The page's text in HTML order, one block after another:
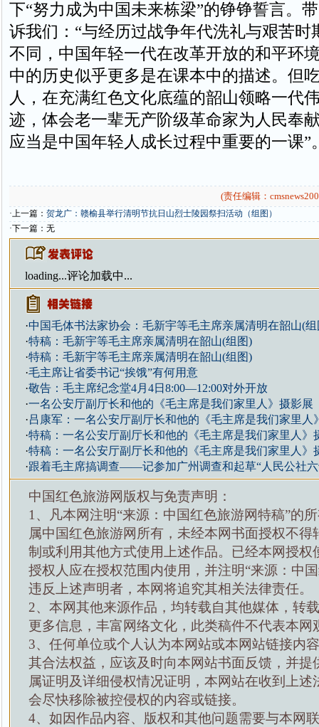
下“努力成为中国未来栋梁”的铮铮誓言。
诉我们：“与经历过战争年代洗礼与艰苦时
不同，中国年轻一代在改革开放的和平环
中的历史似乎更多是在课本中的描述。但
人，在充满红色文化底蕴的韶山领略一代
迹，体会老一辈无产阶级革命家为人民奉
应当是中国年轻人成长过程中重要的一课”
(责任编辑：
·上一篇： 贺龙广：赣榆县举行清明节抗日山烈士陵园祭扫活动（组图）
·下一篇：无
loading...评论加载中...
·中国毛体书法家协会：毛新宇等毛主席亲属清明在韶山(组
·特稿：毛新宇等毛主席亲属清明在韶山(组图)
·特稿：毛新宇等毛主席亲属清明在韶山(组图)
·毛主席让省委书记“挨饿”有何用意
·敬告：毛主席纪念堂4月4日8:00—12:00对外开放
·一名公安厅副厅长和他的《毛主席是我们家里人》摄影展
·吕康军：一名公安厅副厅长和他的《毛主席是我们家里人
·特稿：一名公安厅副厅长和他的《毛主席是我们家里人》
·特稿：一名公安厅副厅长和他的《毛主席是我们家里人》
·跟着毛主席搞调查——记参加广州调查和起草“人民公社六
中国红色旅游网版权与免责声明：
1、凡本网注明“来源：中国红色旅游网特稿”的
属中国红色旅游网所有，未经本网书面授权不得
制或利用其他方式使用上述作品。已经本网授权
授权人应在授权范围内使用，并注明“来源：中
违反上述声明者，本网将追究其相关法律责任。
2、本网其他来源作品，均转载自其他媒体，转
更多信息，丰富网络文化，此类稿件不代表本网
3、任何单位或个人认为本网站或本网站链接内
其合法权益，应该及时向本网站书面反馈，并提
属证明及详细侵权情况证明，本网站在收到上述
会尽快移除被控侵权的内容或链接。
4、如因作品内容、版权和其他问题需要与本网